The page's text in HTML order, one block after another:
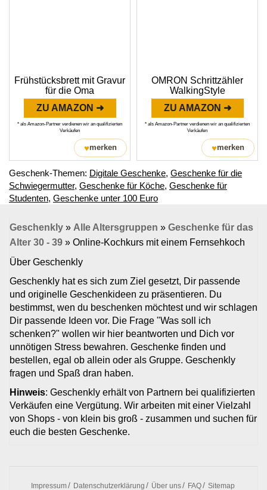
Frühstücksbrett mit Gravur
für die Oma
ZU AMAZON ➜
* als Amazon-Partner verdienen wir an qualifizierten
Verkäufen
♥merken
OMRON Schrittzähler
WalkingStyle
ZU AMAZON ➜
* als Amazon-Partner verdienen wir an qualifizierten
Verkäufen
♥merken
Geschenk-Themen: Digitale Geschenke, Geschenke für die
Schwiegermutter, Geschenke für Köche, Geschenke für
Studenten, Geschenke unter 100 Euro
Geschenkly » Alle Altersgruppen » Geschenke für das
Alter 30 - 39 » Online-Kochkurs mit einem Fernsehkoch
Über Geschenkly
Geschenkly hat es sich zum Ziel gesetzt, Dir passende
und originelle Geschenkideen zu präsentieren. Du
bestimmst, wen du beschenken möchtest und wir schlagen
Dir passende Ideen vor. Die Frage "Was soll ich
schenken?" wollen wir hier beantworten und Dich vor
unnötigen Stress bewahren. Geschenke finden und
bestellen, egal ob allein oder als Gruppe. Geschenkly
fragen und Spaß dran haben.
Hinweis: Geschenkly erhält von Partnern bei qualifizierten
Verkäufen eine Vergütung. Wir arbeiten mit einer Vielzahl
von Shops - von klein bis groß - zusammen und suchen für
euch die besten Geschenke.
Impressum Datenschutzerklärung Über uns FAQ Sitemap